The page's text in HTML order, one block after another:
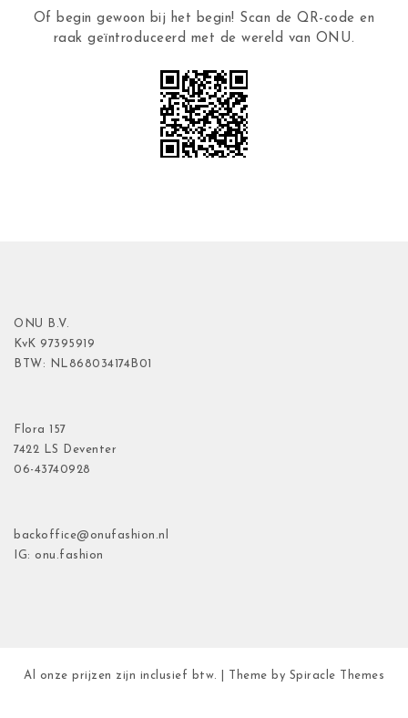
Of begin gewoon bij het begin! Scan de QR-code en
raak geïntroduceerd met de wereld van ONU.
ONU B.V.
KvK 97395919
BTW: NL868034174B01
Flora 157
7422 LS Deventer
06-43740928
backoffice@onufashion.nl
IG: onu.fashion
Al onze prijzen zijn inclusief btw. | Theme by Spiracle Themes